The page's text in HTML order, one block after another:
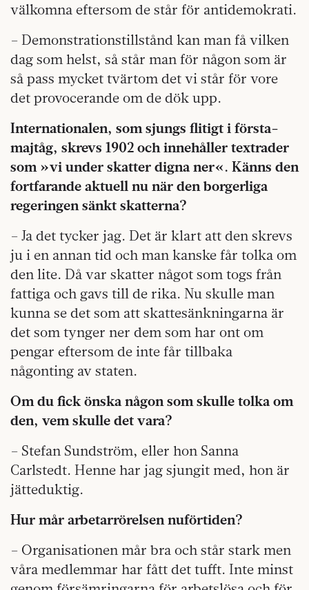
välkomna eftersom de står för antidemokrati.
– Demonstrationstillstånd kan man få vilken
dag som helst, så står man för någon som är
så pass mycket tvärtom det vi står för vore
det provocerande om de dök upp.
Internationalen, som sjungs flitigt i första-
majtåg, skrevs 1902 och innehåller textrader
som »vi under skatter digna ner«. Känns den
fortfarande aktuell nu när den borgerliga
regeringen sänkt skatterna?
– Ja det tycker jag. Det är klart att den skrevs
ju i en annan tid och man kanske får tolka om
den lite. Då var skatter något som togs från
fattiga och gavs till de rika. Nu skulle man
kunna se det som att skattesänkningarna är
det som tynger ner dem som har ont om
pengar eftersom de inte får tillbaka
någonting av staten.
Om du fick önska någon som skulle tolka om
den, vem skulle det vara?
– Stefan Sundström, eller hon Sanna
Carlstedt. Henne har jag sjungit med, hon är
jätteduktig.
Hur mår arbetarrörelsen nuförtiden?
– Organisationen mår bra och står stark men
våra medlemmar har fått det tufft. Inte minst